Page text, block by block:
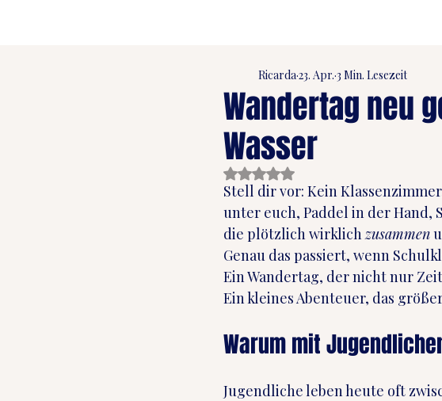
Wandertag neu
Wasser
Ricarda 23. Apr. 3 Min. Lesezeit
Mit NaN von 5 Sternen bewertet.
Stell dir vor: Kein
unter euch, Paddel in der Hand,
die plötzlich wirklich zusammen
Genau das passiert, wenn
Ein Wandertag, der nicht nur
Ein kleines Abenteuer, das
Warum mit
Jugendliche leben heute oft